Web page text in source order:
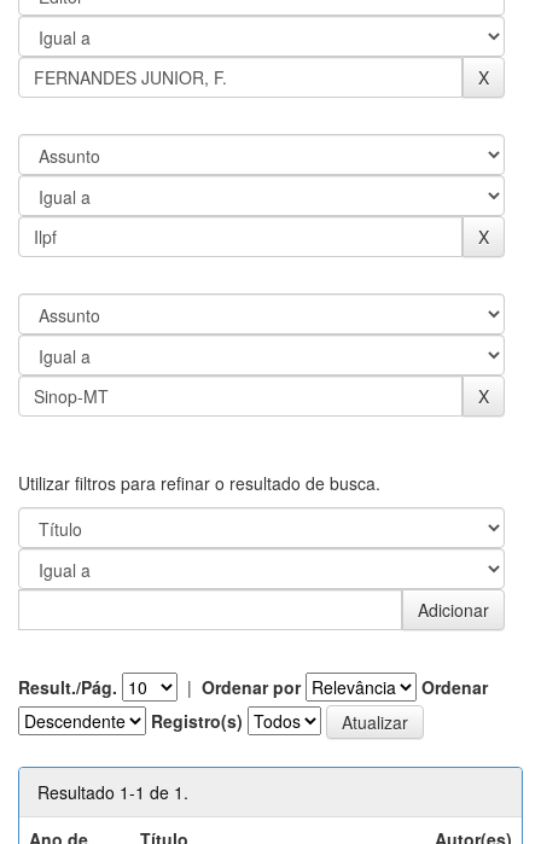
Utilizar filtros para refinar o resultado de busca.
Result./Pág. | Ordenar por
Ordenar
Registro(s)
Resultado 1-1 de 1.
Ano de
Título Autor(es)